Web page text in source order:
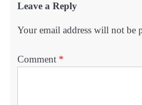
Leave a Reply
Your email address will not be
Comment *